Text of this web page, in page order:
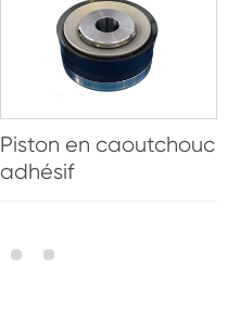
Piston en caoutchouc
adhésif